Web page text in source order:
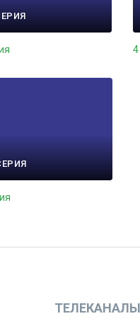
4
ТЕЛЕКАНАЛЫ